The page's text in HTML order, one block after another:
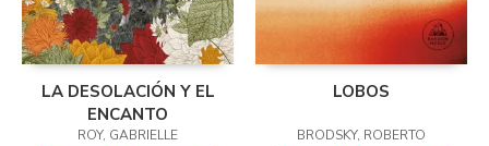
LA DESOLACIÓN Y EL
ENCANTO
ROY, GABRIELLE
LOBOS
BRODSKY, ROBERTO